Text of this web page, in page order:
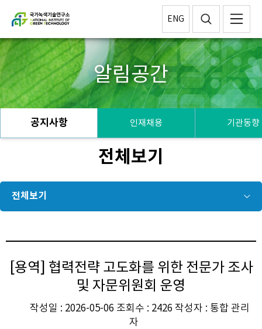
ENG
알림공간
공지사항 인재채용 기관동향
전체보기
전체보기
[용역] 협력전략 고도화를 위한 전문가 조사
및 자문위원회 운영
작성일 : 2026-05-06 조회수 : 2426 작성자 : 통합 관리
자